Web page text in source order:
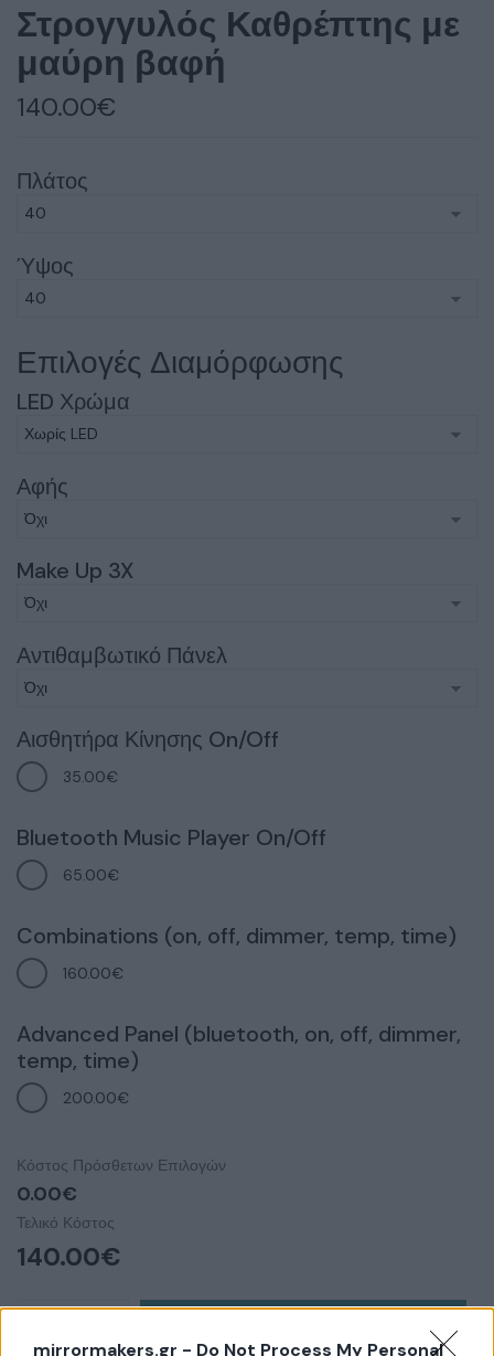
mirrormakers.gr - Do Not Process My Personal
Στρογγυλός Καθρέπτης με
μαύρη βαφή
140.00€
Πλάτος
Ύψος
Επιλογές Διαμόρφωσης
LED Χρώμα
Αφής
Make Up 3X
Αντιθαμβωτικό Πάνελ
Αισθητήρα Κίνησης On/Off
35.00€
Bluetooth Music Player On/Off
65.00€
Combinations (on, off, dimmer, temp, time)
160.00€
Advanced Panel (bluetooth, on, off, dimmer,
temp, time)
200.00€
Κόστος Πρόσθετων Επιλογών
0.00€
Τελικό Κόστος
140.00€